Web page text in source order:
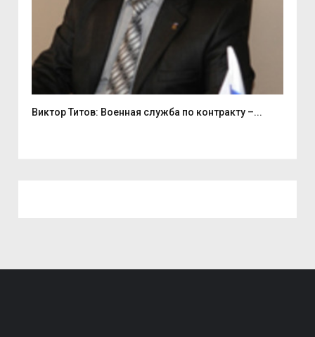
Виктор Титов: Военная служба по контракту –...